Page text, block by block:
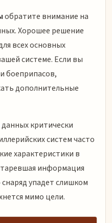
обратите внимание на
Хорошее решение
всех основных
системе. Если вы
боеприпасов,
дополнительные
критически
систем часто
характеристики в
информация
упадет слишком
мимо цели.